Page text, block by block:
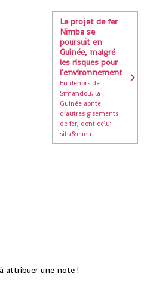
Le projet de fer
Nimba se
poursuit en
Guinée, malgré
les risques pour
l’environnement
En dehors de
Simandou, la
Guinée abrite
d’autres gisements
de fer, dont celui
situ&eacu...
attribuer une note !